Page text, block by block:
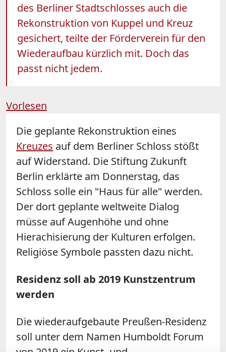
des Berliner Stadtschlosses auch die
Rekonstruktion von Kuppel und Kreuz
gesichert, teilte der Förderverein für den
Wiederaufbau kürzlich mit. Doch das
passt nicht jedem.
Vorlesen
Die geplante Rekonstruktion eines
Kreuzes auf dem Berliner Schloss stößt
auf Widerstand. Die Stiftung Zukunft
Berlin erklärte am Donnerstag, das
Schloss solle ein "Haus für alle" werden.
Der dort geplante weltweite Dialog
müsse auf Augenhöhe und ohne
Hierachisierung der Kulturen erfolgen.
Religiöse Symbole passten dazu nicht.
Residenz soll ab 2019 Kunstzentrum
werden
Die wiederaufgebaute Preußen-Residenz
soll unter dem Namen Humboldt Forum